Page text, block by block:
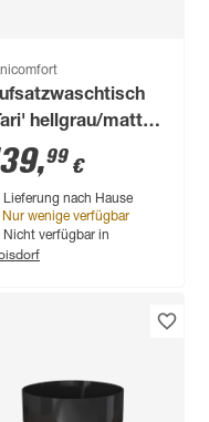
hellgrau/matt
x 40 x 18 cm
,99 €
Lieferung nach Hause
Nur wenige verfügbar
Nicht verfügbar in